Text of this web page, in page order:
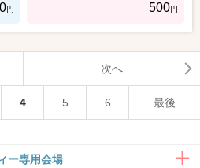
円 500円
次へ
4 5 6 最後
ー専用会場